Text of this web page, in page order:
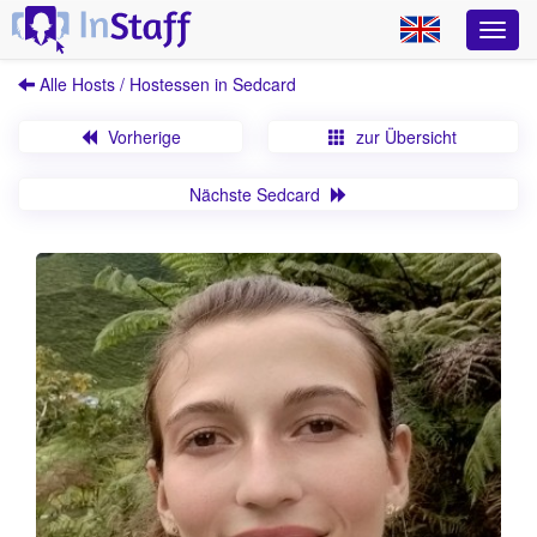
Alle Hosts / Hostessen in Sedcard
Vorherige zur Übersicht
Nächste Sedcard